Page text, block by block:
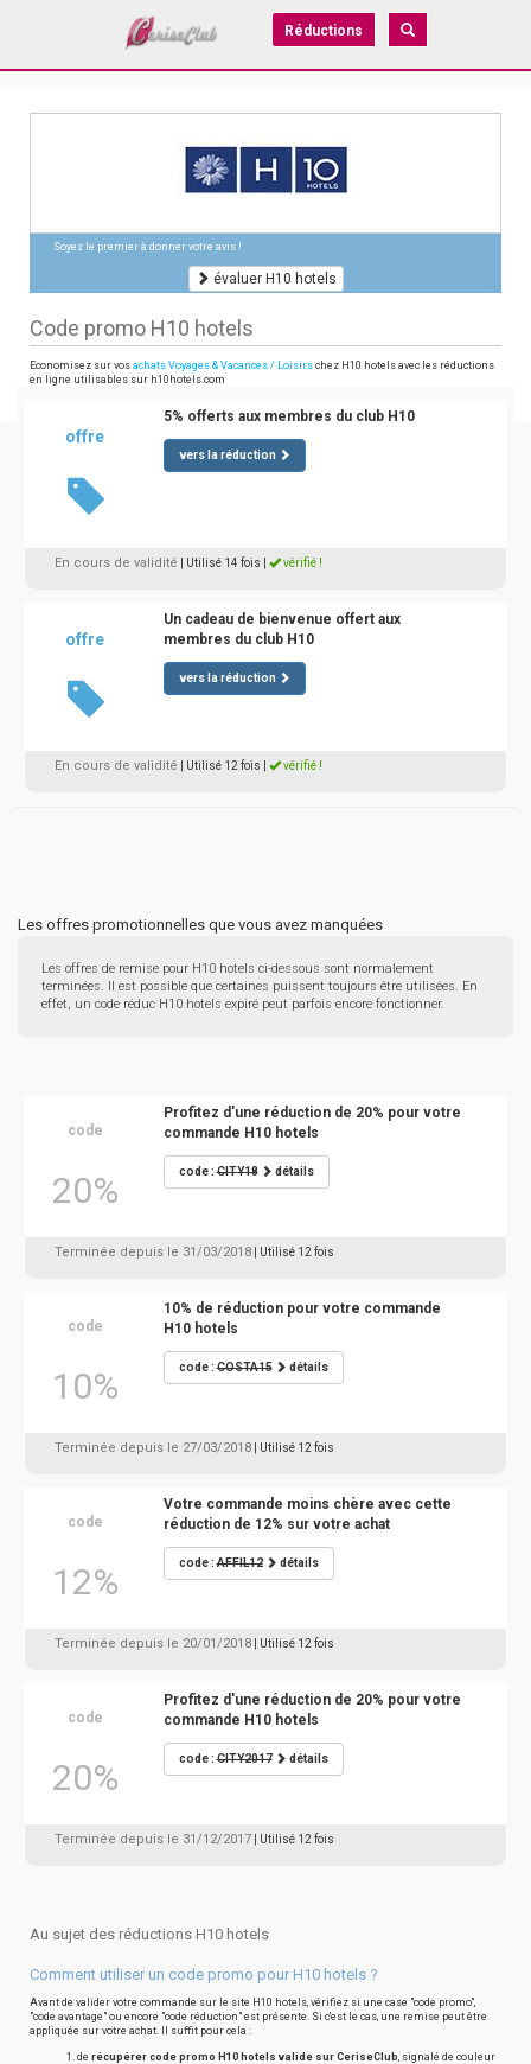
Réductions
Soyez le premier à donner votre avis !
évaluer H10 hotels
Code promo H10 hotels
Economisez sur vos achats Voyages & Vacances / Loisirs chez H10 hotels avec les réductions
en ligne utilisables sur h10hotels.com
offre
5% offerts aux membres du club H10
vers la réduction
En cours de validité | Utilisé 14 fois vérifié !
offre
Un cadeau de bienvenue offert aux
membres du club H10
vers la réduction
En cours de validité | Utilisé 12 fois vérifié !
Les offres promotionnelles que vous avez manquées
Les offres de remise pour H10 hotels ci-dessous sont normalement
terminées. Il est possible que certaines puissent toujours être utilisées. En
effet, un code réduc H10 hotels expiré peut parfois encore fonctionner.
code
20%
Profitez d'une réduction de 20% pour votre
commande H10 hotels
code :CITY18 détails
Terminée depuis le 31/03/2018 | Utilisé 12 fois
code
10%
10% de réduction pour votre commande
H10 hotels
code :COSTA15 détails
Terminée depuis le 27/03/2018 | Utilisé 12 fois
code
12%
Votre commande moins chère avec cette
réduction de 12% sur votre achat
code :AFFIL12 détails
Terminée depuis le 20/01/2018 | Utilisé 12 fois
code
20%
Profitez d'une réduction de 20% pour votre
commande H10 hotels
code :CITY2017 détails
Terminée depuis le 31/12/2017 | Utilisé 12 fois
Au sujet des réductions H10 hotels
Comment utiliser un code promo pour H10 hotels ?
Avant de valider votre commande sur le site H10 hotels, vérifiez si une case "code promo",
"code avantage" ou encore "code réduction" est présente. Si c'est le cas, une remise peut être
appliquée sur votre achat. Il suffit pour cela :
de récupérer code promo H10 hotels valide sur CeriseClub, signalé de couleur